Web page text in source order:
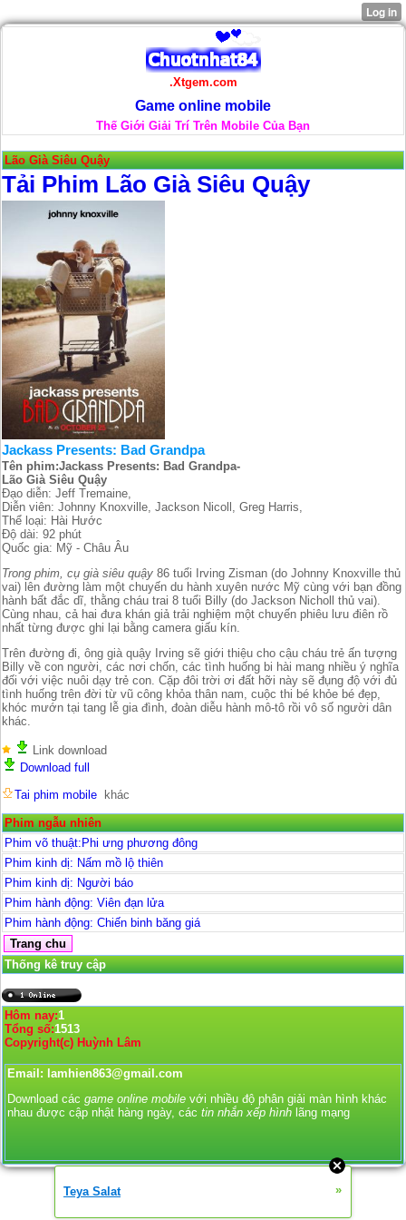
.Xtgem.com
Game online mobile
Thế Giới Giải Trí Trên Mobile Của Bạn
Lão Già Siêu Quậy
Tải Phim Lão Già Siêu Quậy
Jackass Presents: Bad Grandpa
Tên phim:Jackass Presents: Bad Grandpa-
Lão Già Siêu Quậy
Đạo diễn: Jeff Tremaine,
Diễn viên: Johnny Knoxville, Jackson Nicoll, Greg Harris,
Thể loại: Hài Hước
Độ dài: 92 phút
Quốc gia: Mỹ - Châu Âu
Trong phim, cụ già siêu quậy 86 tuổi Irving Zisman (do Johnny Knoxville thủ
vai) lên đường làm một chuyến du hành xuyên nước Mỹ cùng với bạn đồng
hành bất đắc dĩ, thằng cháu trai 8 tuổi Billy (do Jackson Nicholl thủ vai).
Cùng nhau, cả hai đưa khán giả trải nghiệm một chuyến phiêu lưu điên rồ
nhất từng được ghi lại bằng camera giấu kín.
Trên đường đi, ông già quậy Irving sẽ giới thiệu cho cậu cháu trẻ ấn tượng
Billy về con người, các nơi chốn, các tình huống bi hài mang nhiều ý nghĩa
đối với việc nuôi dạy trẻ con. Cặp đôi trời ơi đất hỡi này sẽ đụng độ với đủ
tình huống trên đời từ vũ công khỏa thân nam, cuộc thi bé khỏe bé đẹp,
khóc mướn tại tang lễ gia đình, đoàn diễu hành mô-tô rồi vô số người dân
khác.
Link download
Download full
Tai phim mobile
khác
Phim ngẫu nhiên
Phim võ thuật:Phi ưng phương đông
Phim kinh dị: Nấm mồ lộ thiên
Phim kinh dị: Người báo
Phim hành động: Viên đạn lửa
Phim hành động: Chiến binh băng giá
Thống kê truy cập
Hôm nay:1
Tổng số:1513
Copyright(c) Huỳnh Lâm
Email: lamhien863@gmail.com
Download các game online mobile với nhiều độ phân giải màn hình khác
nhau được cập nhật hàng ngày, các tin nhắn xếp hình lãng mạng
Teya Salat »